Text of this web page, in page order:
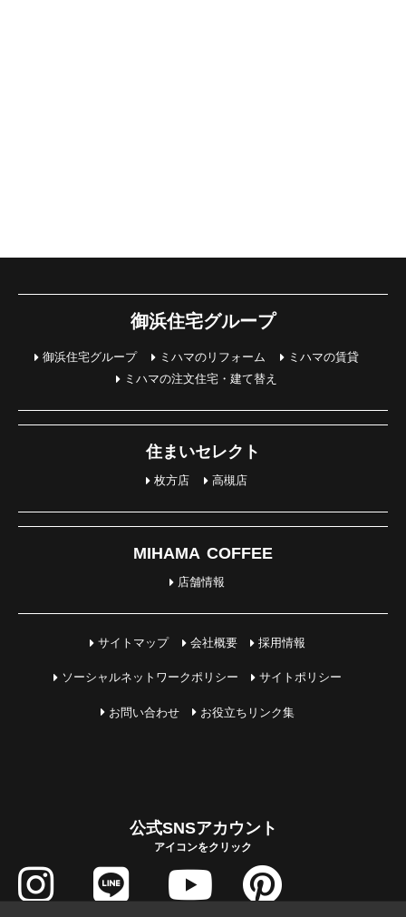
御浜住宅グループ
御浜住宅グループ ミハマのリフォーム
ミハマの賃貸
ミハマの注文住宅・建て替え
住まいセレクト
枚方店 高槻店
MIHAMA COFFEE
店舗情報
サイトマップ 会社概要 採用情報
ソーシャルネットワークポリシー サイトポリシー
お問い合わせ お役立ちリンク集
公式SNSアカウント
アイコンをクリック